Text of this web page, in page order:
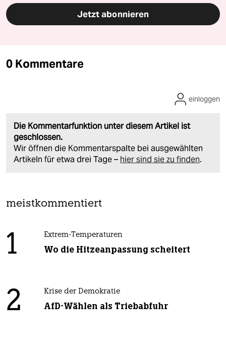
Jetzt abonnieren
0 Kommentare
Die Kommentarfunktion unter diesem Artikel ist
geschlossen.
Wir öffnen die Kommentarspalte bei ausgewählten
Artikeln für etwa drei Tage – hier sind sie zu finden.
einloggen
meistkommentiert
1 Extrem-Temperaturen
Wo die Hitzeanpassung scheitert
2 Krise der Demokratie
AfD-Wählen als Triebabfuhr